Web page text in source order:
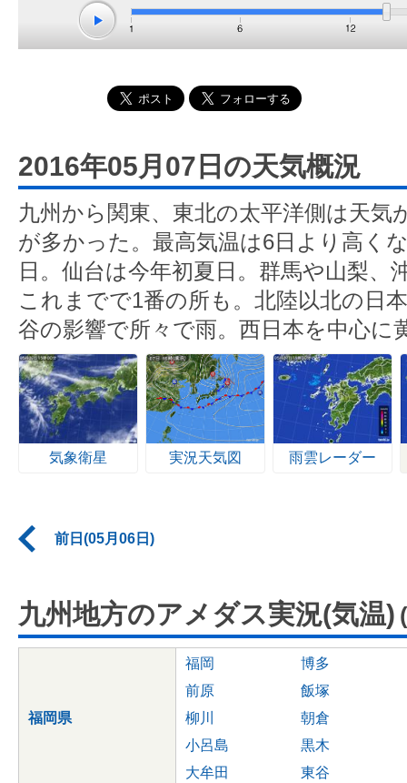
2016年05月07日の天気概況
九州から関東、東北の太平洋側は天気
が多かった。最高気温は6日より高く
日。仙台は今年初夏日。群馬や山梨、
これまでで1番の所も。北陸以北の日
谷の影響で所々で雨。西日本を中心に
気象衛星 実況天気図 雨雲レーダー
前日(05月06日)
九州地方のアメダス実況(気温)
福岡県
福岡
博多
前原
飯塚
柳川
朝倉
小呂島
黒木
大牟田
東谷